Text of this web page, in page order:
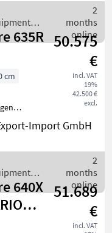
-ink
Deere
2
months
online
635R 50.575
€
incl. VAT
19%
42.500 €
excl.
cm
in
3010
Import GmbH
Deere
2
months
online
640X 51.689
€
incl. VAT